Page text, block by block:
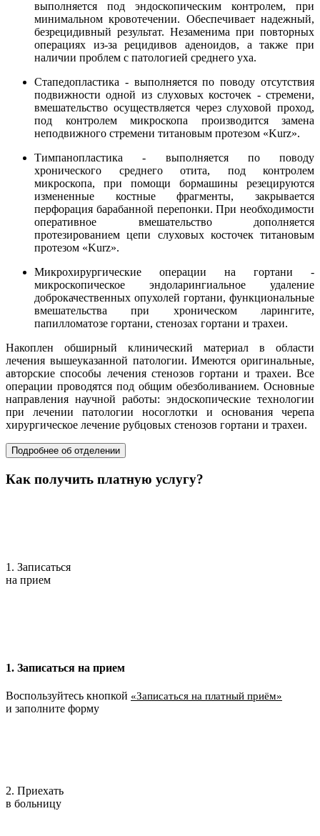
выполняется под эндоскопическим контролем, при
минимальном кровотечении. Обеспечивает надежный,
безрецидивный результат. Незаменима при повторных
операциях из-за рецидивов аденоидов, а также при
наличии проблем с патологией среднего уха.
Стапедопластика - выполняется по поводу отсутствия
подвижности одной из слуховых косточек - стремени,
вмешательство осуществляется через слуховой проход,
под контролем микроскопа производится замена
неподвижного стремени титановым протезом «Kurz».
Тимпанопластика - выполняется по поводу
хронического среднего отита, под контролем
микроскопа, при помощи бормашины резецируются
измененные костные фрагменты, закрывается
перфорация барабанной перепонки. При необходимости
оперативное вмешательство дополняется
протезированием цепи слуховых косточек титановым
протезом «Kurz».
Микрохирургические операции на гортани -
микроскопическое эндоларингиальное удаление
доброкачественных опухолей гортани, функциональные
вмешательства при хроническом ларингите,
папилломатозе гортани, стенозах гортани и трахеи.
Накоплен обширный клинический материал в области
лечения вышеуказанной патологии. Имеются оригинальные,
авторские способы лечения стенозов гортани и трахеи. Все
операции проводятся под общим обезболиванием. Основные
направления научной работы: эндоскопические технологии
при лечении патологии носоглотки и основания черепа
хирургическое лечение рубцовых стенозов гортани и трахеи.
Подробнее об отделении
Как получить платную услугу?
1. Записаться
на прием
1. Записаться на прием
Воспользуйтесь кнопкой «Записаться на платный приём»
и заполните форму
2. Приехать
в больницу